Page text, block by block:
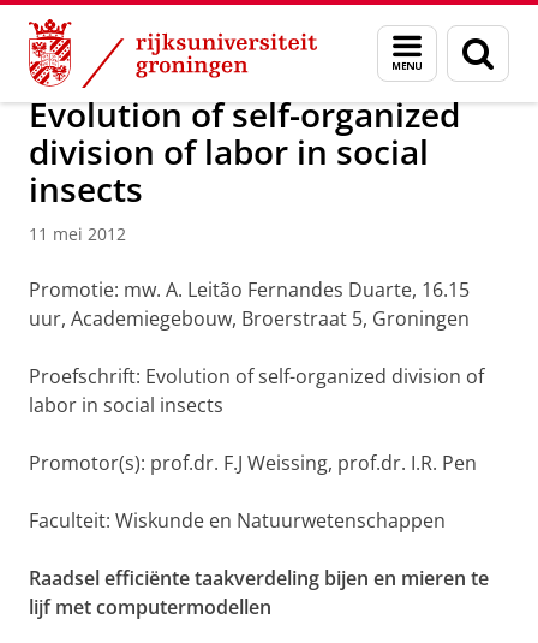
Skip
Content
Skip
Navigation
Menu
en
zoeken
Over ons Actueel Nieuws Nieuwsberichten
Evolution of self-organized
division of labor in social
insects
11 mei 2012
Promotie: mw. A. Leitão Fernandes Duarte, 16.15
uur, Academiegebouw, Broerstraat 5, Groningen
Proefschrift: Evolution of self-organized division of
labor in social insects
Promotor(s): prof.dr. F.J Weissing, prof.dr. I.R. Pen
Faculteit: Wiskunde en Natuurwetenschappen
Raadsel efficiënte taakverdeling bijen en mieren te
lijf met computermodellen